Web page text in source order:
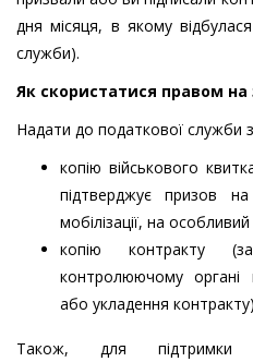
дня місяця, в якому відбулася
служби).
Як скористатися правом на
Надати до податкової служби
копію військового
підтверджує призов
мобілізації, на особливий
копію контракту
контролюючому органі
або укладення
Також, для підтримки